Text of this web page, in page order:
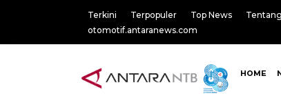
Terkini Terpopuler Top News
otomotif.antaranews.com
HOME